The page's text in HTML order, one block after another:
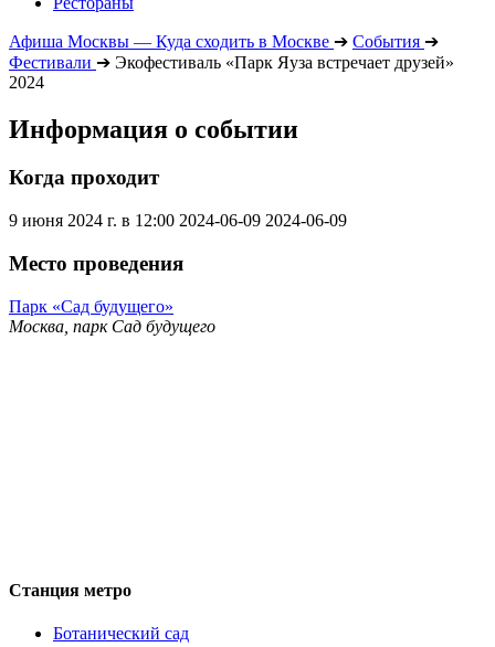
Афиша Москвы — Куда сходить в Москве ➔ События ➔
Фестивали ➔ Экофестиваль «Парк Яуза встречает друзей»
2024
Информация о событии
Когда проходит
9 июня 2024 г. в 12:00 2024-06-09 2024-06-09
Место проведения
Парк «Сад будущего»
Москва, парк Сад будущего
Станция метро
Ботанический сад